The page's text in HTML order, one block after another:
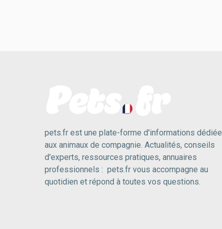
pets.fr est une plate-forme d'informations dédiée
aux animaux de compagnie. Actualités, conseils
d'experts, ressources pratiques, annuaires
professionnels : pets.fr vous accompagne au
quotidien et répond à toutes vos questions.